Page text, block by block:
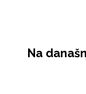
Na